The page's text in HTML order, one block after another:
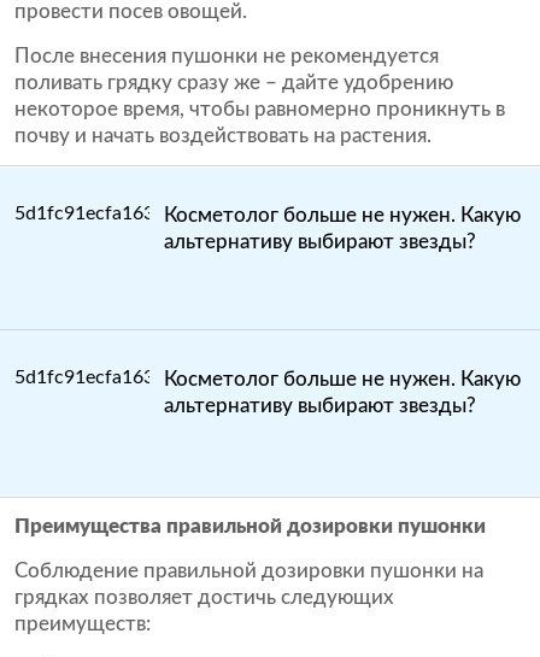
провести посев овощей.
После внесения пушонки не рекомендуется
поливать грядку сразу же – дайте удобрению
некоторое время, чтобы равномерно проникнуть в
почву и начать воздействовать на растения.
Косметолог больше не нужен. Какую
альтернативу выбирают звезды?
Косметолог больше не нужен. Какую
альтернативу выбирают звезды?
Преимущества правильной дозировки пушонки
Соблюдение правильной дозировки пушонки на
грядках позволяет достичь следующих
преимуществ: